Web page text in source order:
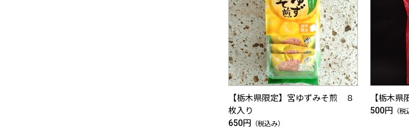
【栃木県限定】宮ゆずみそ煎 ８
枚入り
650円
（税込み）
【栃木県
500円
（税